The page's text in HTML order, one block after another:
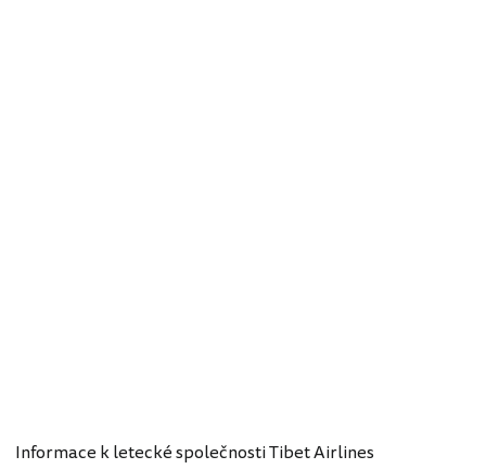
Informace k letecké společnosti Tibet Airlines